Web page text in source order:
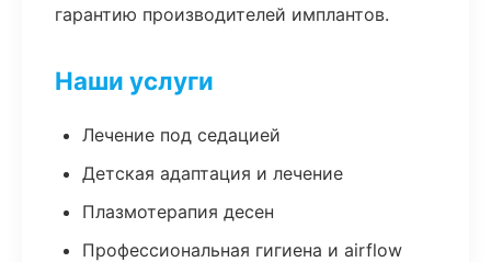
гарантию производителей имплантов.
Наши услуги
Лечение под седацией
Детская адаптация и лечение
Плазмотерапия десен
Профессиональная гигиена и airflow